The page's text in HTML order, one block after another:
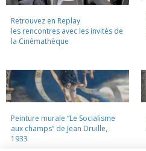
Retrouvez en Replay
les rencontres avec les invités de
la Cinémathèque
Peinture murale “Le Socialisme
aux champs” de Jean Druille,
1933